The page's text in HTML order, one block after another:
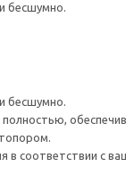
бесшумно.
бесшумно.
в соответствии с